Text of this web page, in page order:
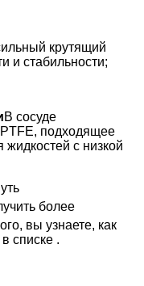
крутящий
и стабильности;
В сосуде
подходящее
с низкой
более
вы узнаете, как
списке .